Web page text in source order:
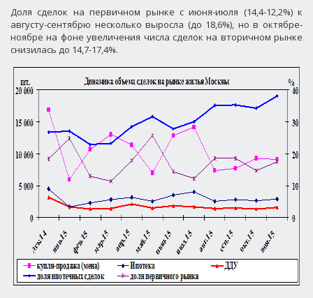
Доля сделок на первичном рынке с июня-июля (14,4-12,2%) к
августу-сентябрю несколько выросла (до 18,6%), но в октябре-
ноябре на фоне увеличения числа сделок на вторичном рынке
снизилась до 14,7-17,4%.